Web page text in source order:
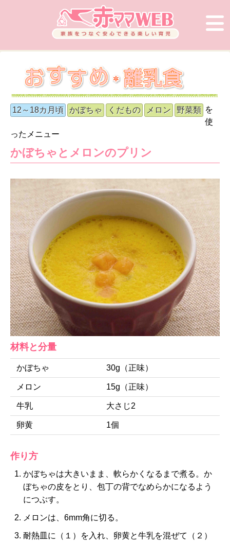
12～18カ月頃 かぼちゃ くだもの メロン 野菜類 を
使
ったメニュー
かぼちゃとメロンのプリン
材料と分量
かぼちゃ 30g（正味）
メロン 15g（正味）
牛乳 大さじ2
卵黄 1個
作り方
かぼちゃは大きいまま、軟らかくなるまで煮る。か
ぼちゃの皮をとり、包丁の背でなめらかになるよう
につぶす。
メロンは、6mm角に切る。
耐熱皿に（１）を入れ、卵黄と牛乳を混ぜて（２）